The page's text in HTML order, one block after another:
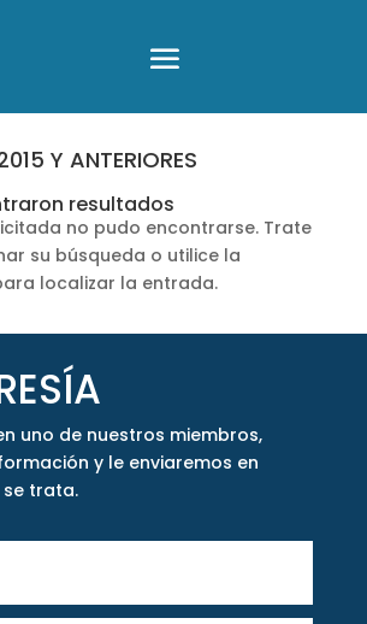
Y ANTERIORES
resultados
no pudo encontrarse. Trate
su búsqueda o utilice la
localizar la entrada.
uno de nuestros miembros,
y le enviaremos en
se trata.